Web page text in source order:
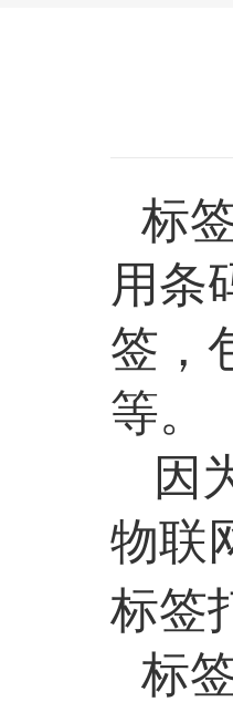
标
用条
签，
等。
因
物联
标签
标